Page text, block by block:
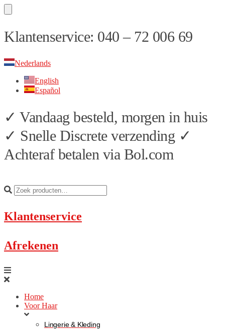
Skip
to
Skip
to
Klantenservice: 040 – 72 006 69
Nederlands
English
Español
✓ Vandaag besteld, morgen in huis
✓ Snelle Discrete verzending ✓
Achteraf betalen via Bol.com
Klantenservice
Afrekenen
Home
Voor Haar
Lingerie & Kleding